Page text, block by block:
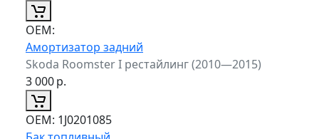
ОЕМ:
Амортизатор задний
Skoda Roomster I рестайлинг (2010—2015)
3 000р.
ОЕМ: 1J0201085